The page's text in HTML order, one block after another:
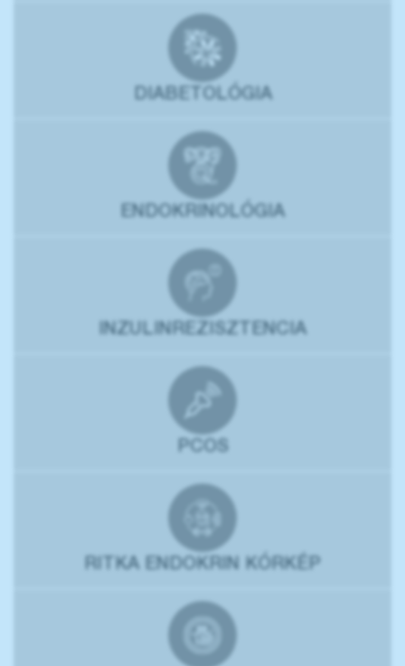
DIABETOLÓGIA
ENDOKRINOLÓGIA
INZULINREZISZTENCIA
PCOS
RITKA ENDOKRIN KÓRKÉP